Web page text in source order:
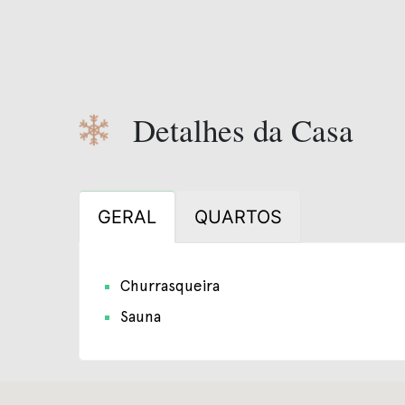
Detalhes da Casa
GERAL QUARTOS
Churrasqueira
Sauna